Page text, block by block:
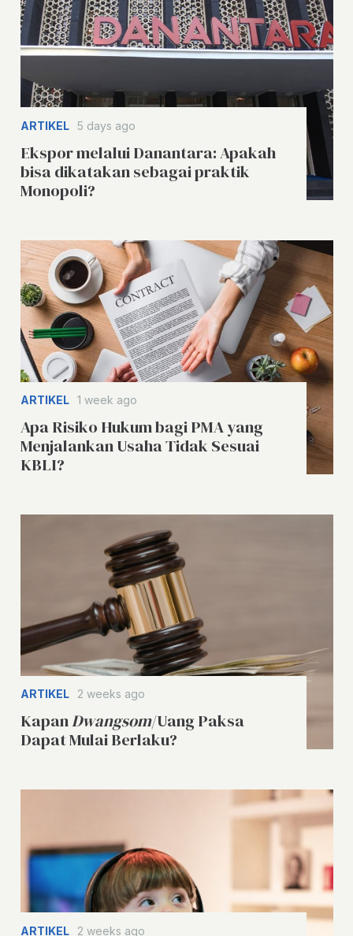
ARTIKEL 5 days ago
Ekspor melalui Danantara: Apakah
bisa dikatakan sebagai praktik
Monopoli?
ARTIKEL 1 week ago
Apa Risiko Hukum bagi PMA yang
Menjalankan Usaha Tidak Sesuai
KBLI?
ARTIKEL 2 weeks ago
KapanDwangsom/Uang Paksa
Dapat Mulai Berlaku?
ARTIKEL 2 weeks ago